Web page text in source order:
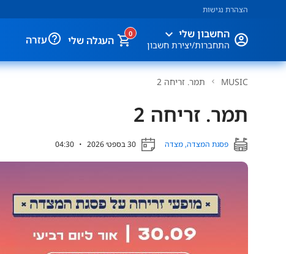
הצהרת נגישות
החשבון שלי expand_more
התחברות/יצירת חשבון העגלה שלי
0
help_outlineעזרה
MUSIC תמר. זריחה 2
תמר. זריחה 2
פסגת המצדה, מצדה 30 בספט׳ 2026 •
04:30